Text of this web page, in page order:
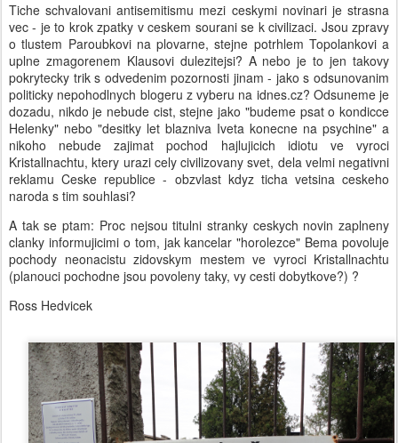
Tiche schvalovani antisemitismu mezi ceskymi novinari je strasna
vec - je to krok zpatky v ceskem sourani se k civilizaci. Jsou zpravy
o tlustem Paroubkovi na plovarne, stejne potrhlem Topolankovi a
uplne zmagorenem Klausovi dulezitejsi? A nebo je to jen takovy
pokrytecky trik s odvedenim pozornosti jinam - jako s odsunovanim
politicky nepohodlnych blogeru z vyberu na idnes.cz? Odsuneme je
dozadu, nikdo je nebude cist, stejne jako "budeme psat o kondicce
Helenky" nebo "desitky let blazniva Iveta konecne na psychine" a
nikoho nebude zajimat pochod hajlujicich idiotu ve vyroci
Kristallnachtu, ktery urazi cely civilizovany svet, dela velmi negativni
reklamu Ceske republice - obzvlast kdyz ticha vetsina ceskeho
naroda s tim souhlasi?
A tak se ptam: Proc nejsou titulni stranky ceskych novin zaplneny
clanky informujicimi o tom, jak kancelar "horolezce" Bema povoluje
pochody neonacistu zidovskym mestem ve vyroci Kristallnachtu
(planouci pochodne jsou povoleny taky, vy cesti dobytkove?) ?
Ross Hedvicek